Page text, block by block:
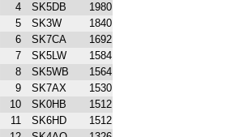
4
SK5DB
1980
5
SK3W
1840
6
SK7CA
1692
7
SK5LW
1584
8
SK5WB
1564
9
SK7AX
1530
10
SK0HB
1512
11
SK6HD
1512